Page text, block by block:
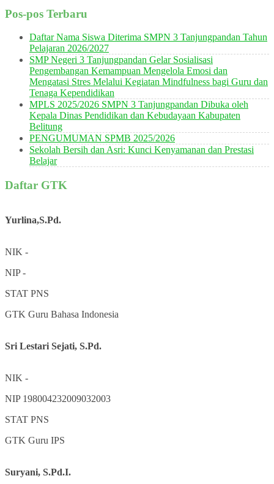
Pos-pos Terbaru
Daftar Nama Siswa Diterima SMPN 3 Tanjungpandan Tahun
Pelajaran 2026/2027
SMP Negeri 3 Tanjungpandan Gelar Sosialisasi
Pengembangan Kemampuan Mengelola Emosi dan
Mengatasi Stres Melalui Kegiatan Mindfulness bagi Guru dan
Tenaga Kependidikan
MPLS 2025/2026 SMPN 3 Tanjungpandan Dibuka oleh
Kepala Dinas Pendidikan dan Kebudayaan Kabupaten
Belitung
PENGUMUMAN SPMB 2025/2026
Sekolah Bersih dan Asri: Kunci Kenyamanan dan Prestasi
Belajar
Daftar GTK
Yurlina,S.Pd.
NIK -
NIP-
STAT PNS
GTK Guru Bahasa Indonesia
Sri Lestari Sejati, S.Pd.
NIK -
NIP 198004232009032003
STAT PNS
GTK Guru IPS
Suryani, S.Pd.I.